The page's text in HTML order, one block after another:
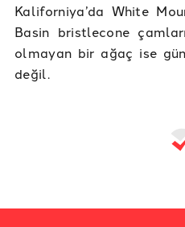
Kaliforniya’da White
Basin bristlecone
olmayan bir ağaç ise
değil.